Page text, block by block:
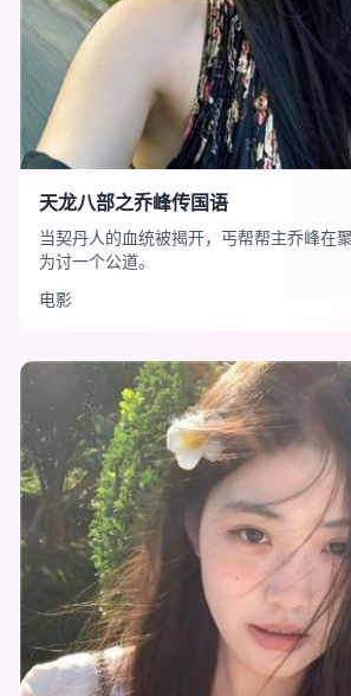
天龙八部之乔峰传国语
当契丹人的血统被揭开，丐帮帮主乔峰在
为讨一个公道。
电影